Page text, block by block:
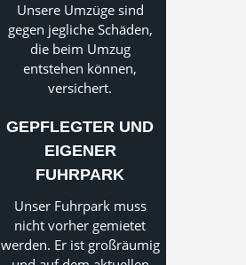
Unsere Umzüge sind
gegen jegliche Schäden,
die beim Umzug
entstehen können,
versichert.
GEPFLEGTER UND
EIGENER
FUHRPARK
Unser Fuhrpark muss
nicht vorher gemietet
werden. Er ist großräumig